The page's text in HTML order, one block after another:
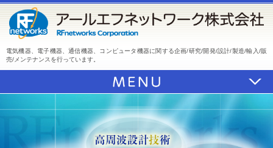
電気機器、電子機器、通信機器、コンピュータ機器に関する企画/研究/開発/設計/製造/輸入/販
売/メンテナンスを行っています。